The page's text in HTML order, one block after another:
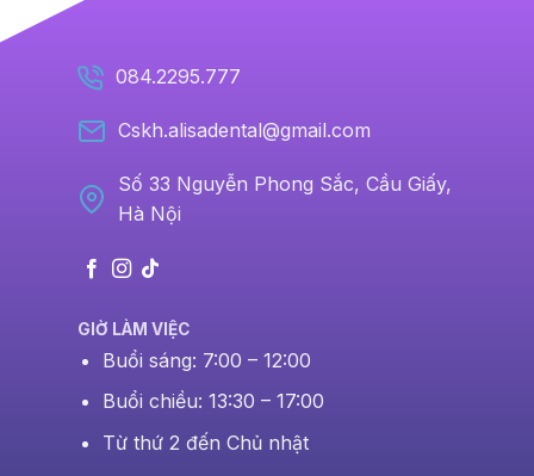
084.2295.777
Cskh.alisadental@gmail.com
Số 33 Nguyễn Phong Sắc, Cầu Giấy,
Hà Nội
GIỜ LÀM VIỆC
Buổi sáng: 7:00 – 12:00
Buổi chiều: 13:30 – 17:00
Từ thứ 2 đến Chủ nhật